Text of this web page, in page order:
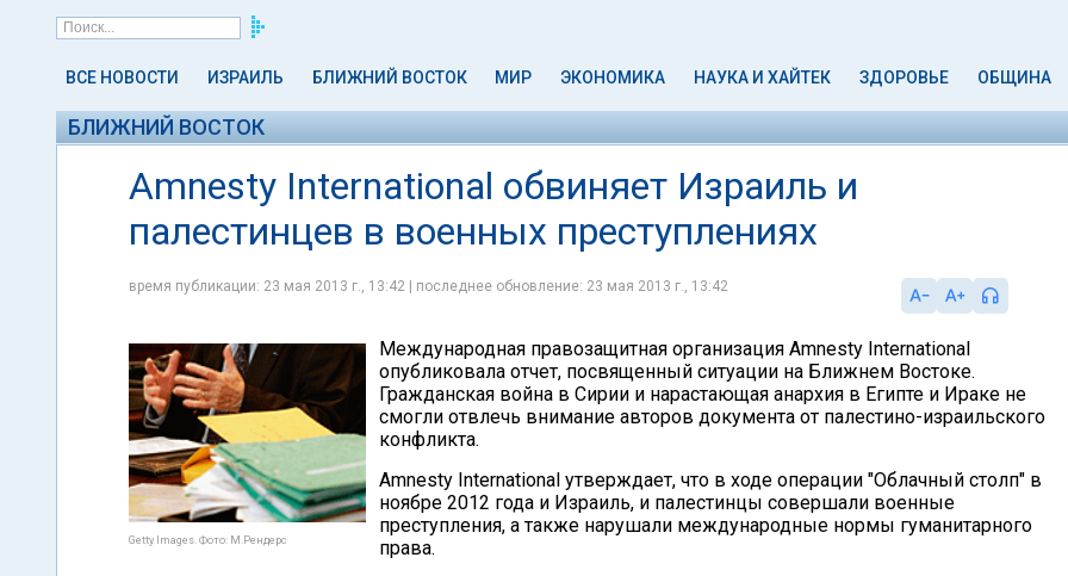
ВСЕ НОВОСТИ ИЗРАИЛЬ БЛИЖНИЙ ВОСТОК МИР ЭКОНОМИКА НАУКА И ХАЙТЕК ЗДОРОВЬЕ ОБЩИНА
БЛИЖНИЙ ВОСТОК
Amnesty International обвиняет Израиль и
палестинцев в военных преступлениях
время публикации: 23 мая 2013 г., 13:42 | последнее обновление: 23 мая 2013 г., 13:42
Getty Images. Фото: М.Рендерс
Международная правозащитная организация Amnesty International
опубликовала отчет, посвященный ситуации на Ближнем Востоке.
Гражданская война в Сирии и нарастающая анархия в Египте и Ираке не
смогли отвлечь внимание авторов документа от палестино-израильского
конфликта.
Amnesty International утверждает, что в ходе операции "Облачный столп" в
ноябре 2012 года и Израиль, и палестинцы совершали военные
преступления, а также нарушали международные нормы гуманитарного
права.